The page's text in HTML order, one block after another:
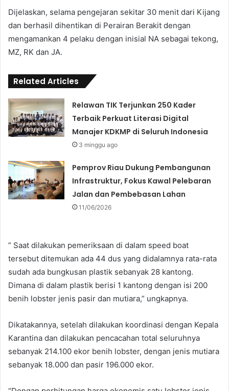
Dijelaskan, selama pengejaran sekitar 30 menit dari Kijang
dan berhasil dihentikan di Perairan Berakit dengan
mengamankan 4 pelaku dengan inisial NA sebagai tekong,
MZ, RK dan JA.
Related Articles
Relawan TIK Terjunkan 250 Kader
Terbaik Perkuat Literasi Digital
Manajer KDKMP di Seluruh Indonesia
3 minggu ago
Pemprov Riau Dukung Pembangunan
Infrastruktur, Fokus Kawal Pelebaran
Jalan dan Pembebasan Lahan
11/06/2026
” Saat dilakukan pemeriksaan di dalam speed boat
tersebut ditemukan ada 44 dus yang didalamnya rata-rata
sudah ada bungkusan plastik sebanyak 28 kantong.
Dimana di dalam plastik berisi 1 kantong dengan isi 200
benih lobster jenis pasir dan mutiara,” ungkapnya.
Dikatakannya, setelah dilakukan koordinasi dengan Kepala
Karantina dan dilakukan pencacahan total seluruhnya
sebanyak 214.100 ekor benih lobster, dengan jenis mutiara
sebanyak 18.000 dan pasir 196.000 ekor.